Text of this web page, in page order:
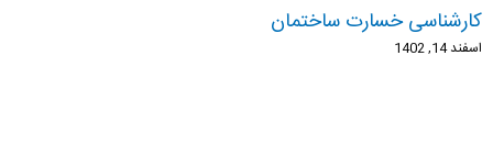
کارشناسی خسارت ساختمان
اسفند 14, 1402